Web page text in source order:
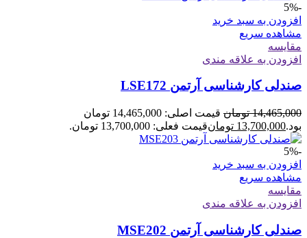
-5%
افزودن به سبد خرید
مشاهده سریع
مقایسه
افزودن به علاقه مندی
صندلی کارشناسی آرتمن LSE172
14,465,000 تومان
قیمت اصلی: 14,465,000 تومان
بود.13,700,000 تومانقیمت فعلی: 13,700,000 تومان.
-5%
افزودن به سبد خرید
مشاهده سریع
مقایسه
افزودن به علاقه مندی
صندلی کارشناسی آرتمن MSE202